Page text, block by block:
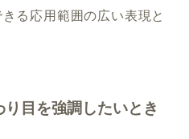
る応用範囲の広い表現と
り目を強調したいとき